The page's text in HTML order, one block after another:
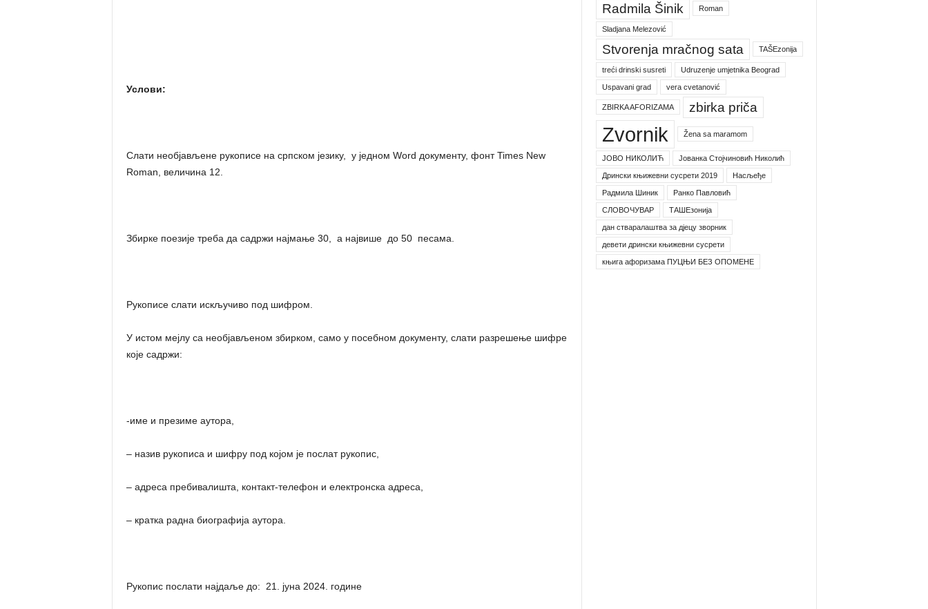
Услови:
Слати необјављене рукописе на српском језику, у једном Word документу, фонт Times New
Roman, величина 12.
Збирке поезије треба да садржи најмање 30, а највише до 50 песама.
Рукописе слати искључиво под шифром.
У истом мејлу са необјављеном збирком, само у посебном документу, слати разрешење шифре
које садржи:
-име и презиме аутора,
– назив рукописа и шифру под којом је послат рукопис,
– адреса пребивалишта, контакт-телефон и електронска адреса,
– кратка радна биографија аутора.
Рукопис послати најдаље до: 21. јуна 2024. године
Radmila Šinik Roman
Sladjana Melezović
Stvorenja mračnog sata TAŠEzonija
treći drinski susreti Udruzenje umjetnika Beograd
Uspavani grad vera cvetanović
ZBIRKA AFORIZAMA zbirka priča
Zvornik Žena sa maramom
ЈОВО НИКОЛИЋ Јованка Стојчиновић Николић
Дрински књижевни сусрети 2019 Насљеђе
Радмила Шиник Ранко Павловић
СЛОВОЧУВАР ТАШЕзонија
дан стваралаштва за дјецу зворник
девети дрински књижевни сусрети
књига афоризама ПУЦЊИ БЕЗ ОПОМЕНЕ